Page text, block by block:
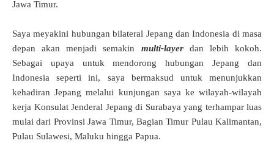
Jawa Timur.
Saya meyakini hubungan bilateral Jepang dan Indonesia di masa
depan akan menjadi semakin multi-layerdan lebih kokoh.
Sebagai upaya untuk mendorong hubungan Jepang dan
Indonesia seperti ini, saya bermaksud untuk menunjukkan
kehadiran Jepang melalui kunjungan saya ke wilayah-wilayah
kerja Konsulat Jenderal Jepang di Surabaya yang terhampar luas
mulai dari Provinsi Jawa Timur, Bagian Timur Pulau Kalimantan,
Pulau Sulawesi, Maluku hingga Papua.